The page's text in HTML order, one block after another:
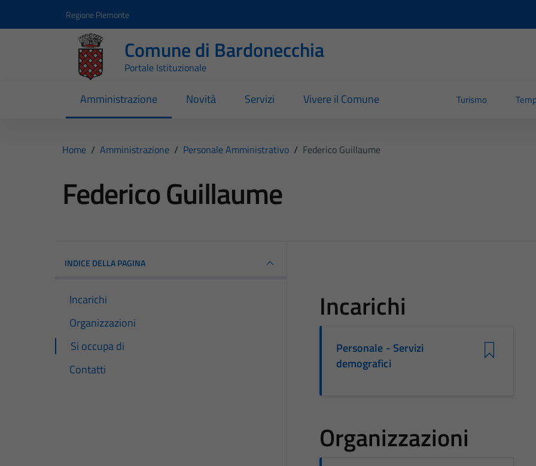
Regione Piemonte
Comune di Bardonecchia
Portale Istituzionale
Amministrazione Novità Servizi Vivere il Comune Turismo
Home / Amministrazione / Personale Amministrativo / Federico Guillaume
Federico Guillaume
INDICE DELLA PAGINA
Incarichi
Organizzazioni
Si occupa di
Contatti
Incarichi
Personale - Servizi
demografici
Organizzazioni